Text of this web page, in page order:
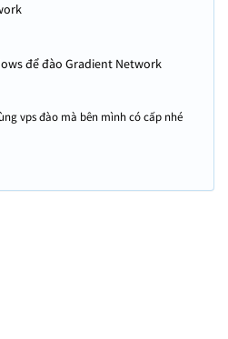
để đào Gradient Network
vps đào mà bên mình có cấp nhé